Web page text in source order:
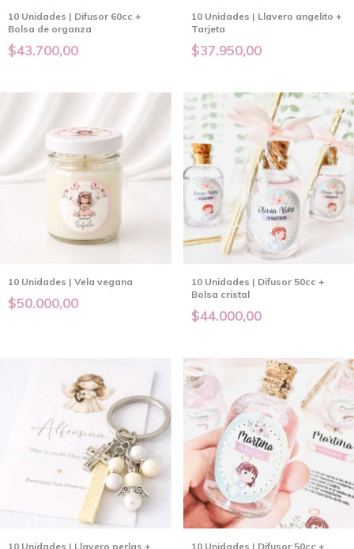
10 Unidades | Difusor 60cc +
Bolsa de organza
$43.700,00
10 Unidades | Llavero angelito +
Tarjeta
$37.950,00
10 Unidades | Vela vegana
$50.000,00
10 Unidades | Difusor 50cc +
Bolsa cristal
$44.000,00
10 Unidades | Llavero perlas +
10 Unidades | Difusor 50cc +